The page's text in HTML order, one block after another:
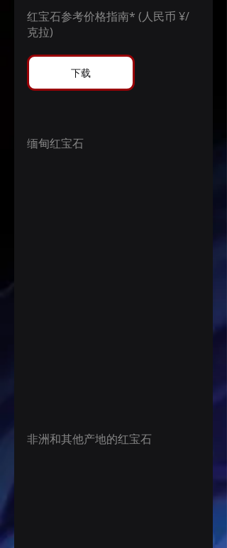
红宝石参考价格指南* (人民币 ¥/
克拉)
下载
缅甸红宝石
非洲和其他产地的红宝石